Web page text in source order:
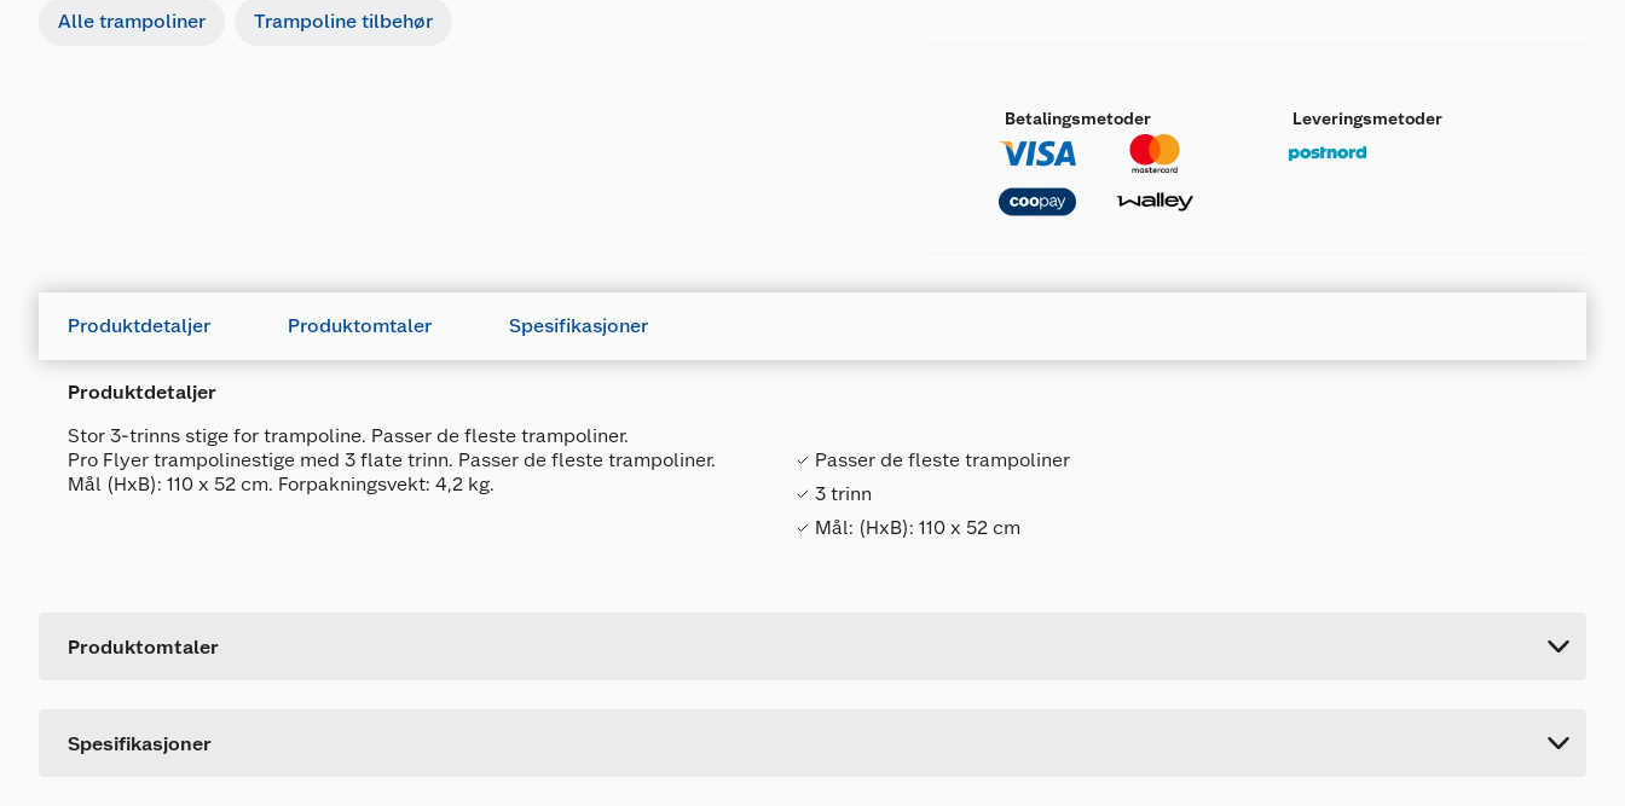
Alle trampoliner Trampoline tilbehør
Betalingsmetoder Leveringsmetoder
Produktdetaljer Produktomtaler Spesifikasjoner
Produktdetaljer
Stor 3-trinns stige for trampoline. Passer de fleste trampoliner.
Pro Flyer trampolinestige med 3 flate trinn. Passer de fleste trampoliner.
Mål (HxB): 110 x 52 cm. Forpakningsvekt: 4,2 kg.
Passer de fleste trampoliner
3 trinn
Mål: (HxB): 110 x 52 cm
Produktomtaler
Spesifikasjoner
Leverandørens artikkelnummer